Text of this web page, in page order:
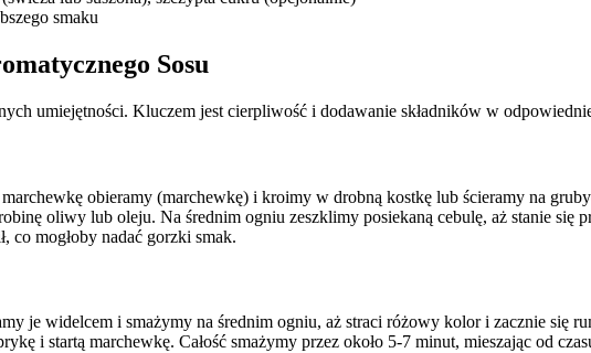
smaku
Sosu
umiejętności. Kluczem jest cierpliwość i dodawanie składników w
obieramy (marchewkę) i kroimy w drobną kostkę lub ścieramy na
oliwy lub oleju. Na średnim ogniu zeszklimy posiekaną cebulę, aż stanie się
co mogłoby nadać gorzki smak.
je widelcem i smażymy na średnim ogniu, aż straci różowy kolor i zacznie się
i startą marchewkę. Całość smażymy przez około 5-7 minut, mieszając od